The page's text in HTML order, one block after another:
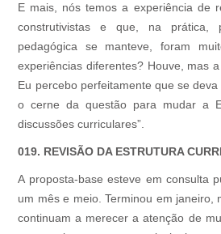
E mais, nós temos a experiência de
construtivistas e que, na prática,
pedagógica se manteve, foram
experiências diferentes? Houve, mas
Eu percebo perfeitamente que se
o cerne da questão para mudar a
discussões curriculares”.
019. REVISÃO DA ESTRUTURA
A proposta-base esteve em consulta
um mês e meio. Terminou em janeiro,
continuam a merecer a atenção de